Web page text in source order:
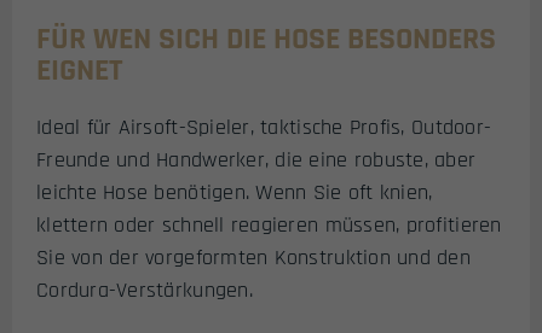
FÜR WEN SICH DIE HOSE BESONDERS
EIGNET
Ideal für Airsoft-Spieler, taktische Profis, Outdoor-
Freunde und Handwerker, die eine robuste, aber
leichte Hose benötigen. Wenn Sie oft knien,
klettern oder schnell reagieren müssen, profitieren
Sie von der vorgeformten Konstruktion und den
Cordura-Verstärkungen.